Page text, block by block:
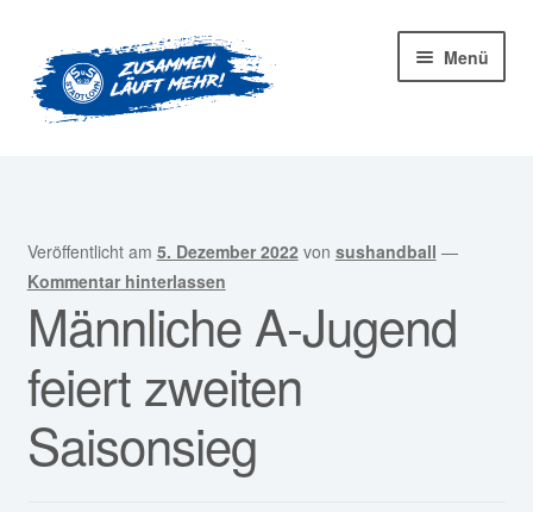
Navigation
springen
Zum
Inhalt
springen
Menü
Unser Verein
Abteilungen
Kurse
Sponsoren
Veröffentlicht am 5. Dezember 2022 von sushandball —
Kommentar hinterlassen
Männliche A-Jugend
feiert zweiten
Saisonsieg